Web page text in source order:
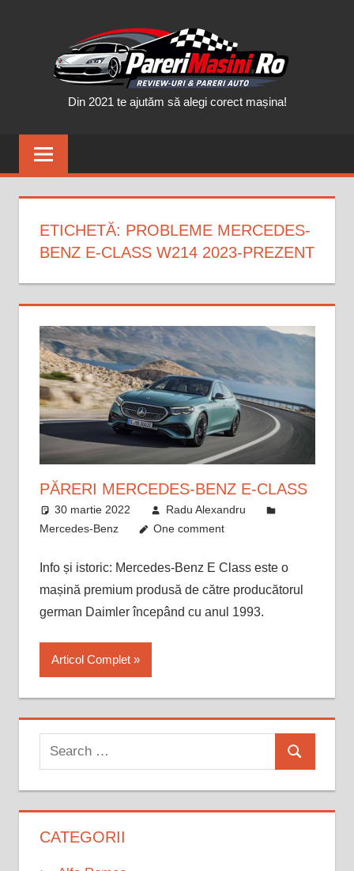
Din 2021 te ajutăm să alegi corect mașina!
ETICHETĂ: PROBLEME MERCEDES-
BENZ E-CLASS W214 2023-PREZENT
PĂRERI MERCEDES-BENZ E-CLASS
30 martie 2022
Radu Alexandru
Mercedes-Benz
One comment
Info și istoric: Mercedes-Benz E Class este o
mașină premium produsă de către producătorul
german Daimler începând cu anul 1993.
Articol Complet
Search
for:
Search
CATEGORII